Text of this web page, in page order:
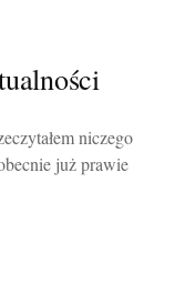
niczego
już prawie